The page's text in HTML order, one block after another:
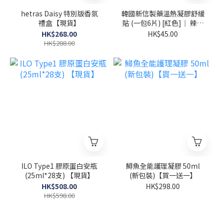
hetras Daisy 特別版香氛
禮盒【現貨】
HK$268.00
HK$288.00
韓國新信製藥溫熱凝膠舒緩
貼 (一包6片) [紅色]｜ 辣椒
萃取 舒緩肌肉及關節痛
HK$45.00
ILO Type1 膠原蛋白安瓶
(25ml*28支) 【現貨】
HK$508.00
HK$598.00
鱘魚全能護理凝膠 50ml
(新包裝)【買一送一】
HK$298.00